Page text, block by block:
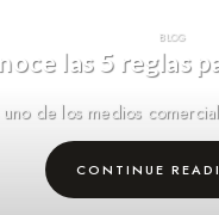
BLOG
las 5 reglas
de los medios
CONTINUE